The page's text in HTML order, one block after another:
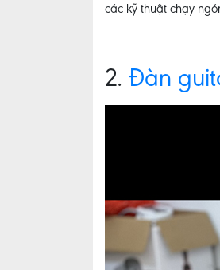
các kỹ thuật chạy
2. Đàn